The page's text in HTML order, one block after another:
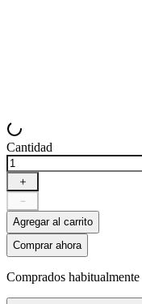
Cantidad
＋
－
Agregar al carrito
Comprar ahora
Comprados habitualmente